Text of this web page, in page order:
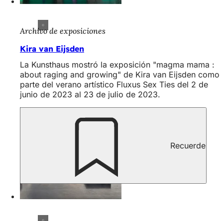
Archivo de exposiciones
Kira van Eijsden
La Kunsthaus mostró la exposición "magma mama :
about raging and growing" de Kira van Eijsden como
parte del verano artístico Fluxus Sex Ties del 2 de
junio de 2023 al 23 de julio de 2023.
Recuerde